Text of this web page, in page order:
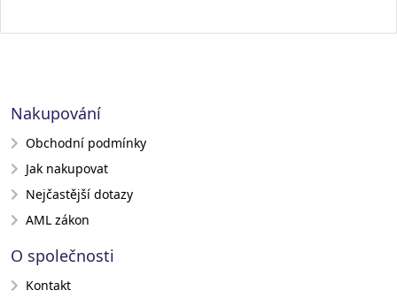
Nakupování
Obchodní podmínky
Jak nakupovat
Nejčastější dotazy
AML zákon
O společnosti
Kontakt